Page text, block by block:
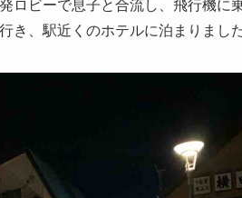
ロビーで息子と合流し、飛行機に
き、駅近くのホテルに泊まりました